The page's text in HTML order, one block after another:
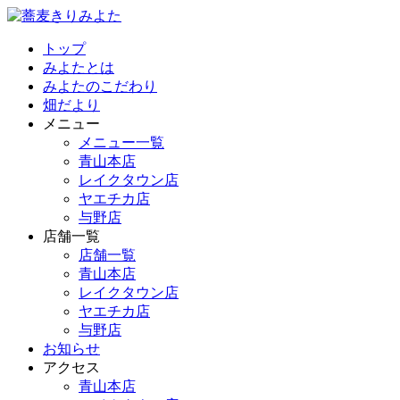
トップ
みよたとは
みよたのこだわり
畑だより
メニュー
メニュー一覧
青山本店
レイクタウン店
ヤエチカ店
与野店
店舗一覧
店舗一覧
青山本店
レイクタウン店
ヤエチカ店
与野店
お知らせ
アクセス
青山本店